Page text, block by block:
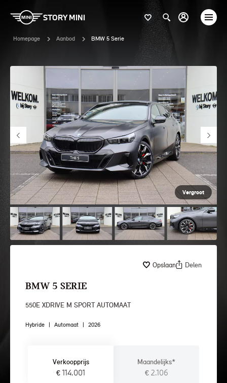
STORY MINI
Homepage Aanbod BMW 5 Serie
Vergroot
Opslaan Delen
BMW 5 SERIE
550E XDRIVE M SPORT AUTOMAAT
Hybride | Automaat | 2026
Verkoopprijs
€ 114.001
Maandelijks*
€ 2.106